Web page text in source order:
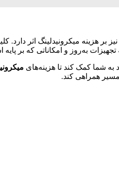
بر هزینه میکرونیدلینگ اثر دارد.
تجهیزات به‌روز و امکاناتی که بر
به شما کمک کند تا هزینه‌های
همراهی کند.